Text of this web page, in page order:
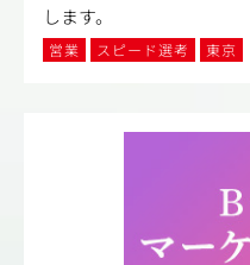
します。
営業 スピード選考 東京